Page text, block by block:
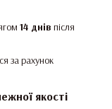
14 днів після
за рахунок
якості